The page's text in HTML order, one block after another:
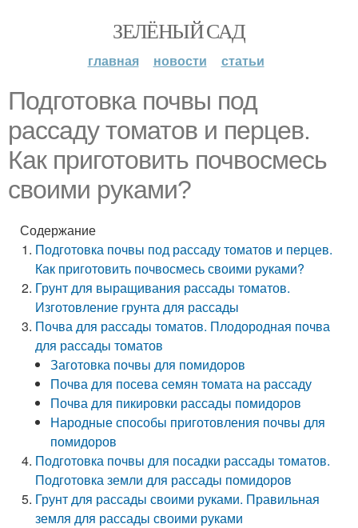
ЗЕЛЁНЫЙ САД
главная новости статьи
Подготовка почвы под
рассаду томатов и перцев.
Как приготовить почвосмесь
своими руками?
Содержание
Подготовка почвы под рассаду томатов и перцев.
Как приготовить почвосмесь своими руками?
Грунт для выращивания рассады томатов.
Изготовление грунта для рассады
Почва для рассады томатов. Плодородная почва
для рассады томатов
Заготовка почвы для помидоров
Почва для посева семян томата на рассаду
Почва для пикировки рассады помидоров
Народные способы приготовления почвы для
помидоров
Подготовка почвы для посадки рассады томатов.
Подготовка земли для рассады помидоров
Грунт для рассады своими руками. Правильная
земля для рассады своими руками